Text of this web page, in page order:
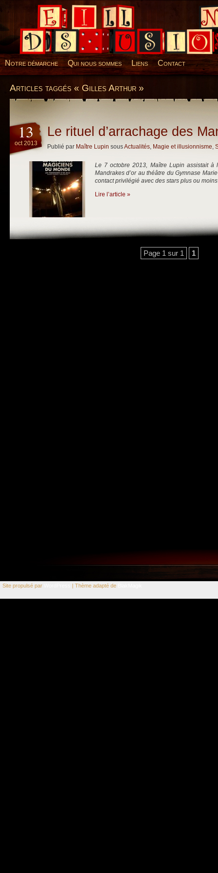
Desillusions
Notre démarche Qui nous sommes Liens Contact
Articles taggés « Gilles Arthur »
13
oct 2013
Le rituel d’arrachage des
Publié par Maître Lupin sousActualités, Magie et illusionnisme,
Le 7 octobre 2013, Maître Lupin assistait à
Mandrakes d’or au théâtre du Gymnase
contact privilégié avec des stars plus ou
Lire l’article »
Page 1 sur 1 1
Site propulsé par | Thème adapté de